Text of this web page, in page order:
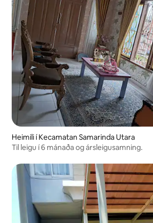
Heimili í Kecamatan Samarinda Utara
Til leigu í 6 mánaða og ársleigusamning.